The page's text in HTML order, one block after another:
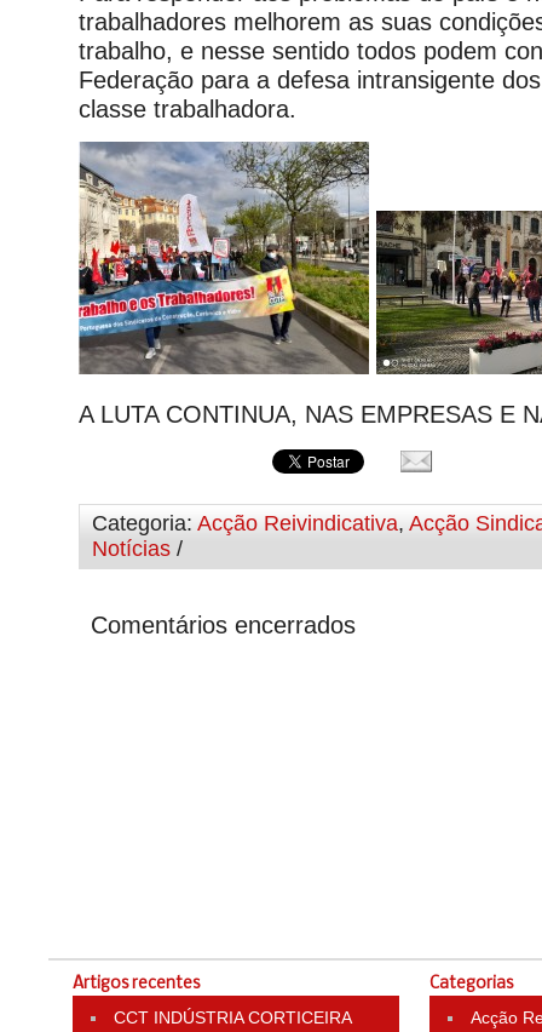
trabalhadores melhorem as suas
trabalho, e nesse sentido todos podem
Federação para a defesa intransigente
classe trabalhadora.
A LUTA CONTINUA, NAS EMPRESAS E
Categoria: Acção Reivindicativa, Acção
Notícias /
Comentários encerrados
Artigos recentes
CCT INDÚSTRIA CORTICEIRA
Categorias
Acção